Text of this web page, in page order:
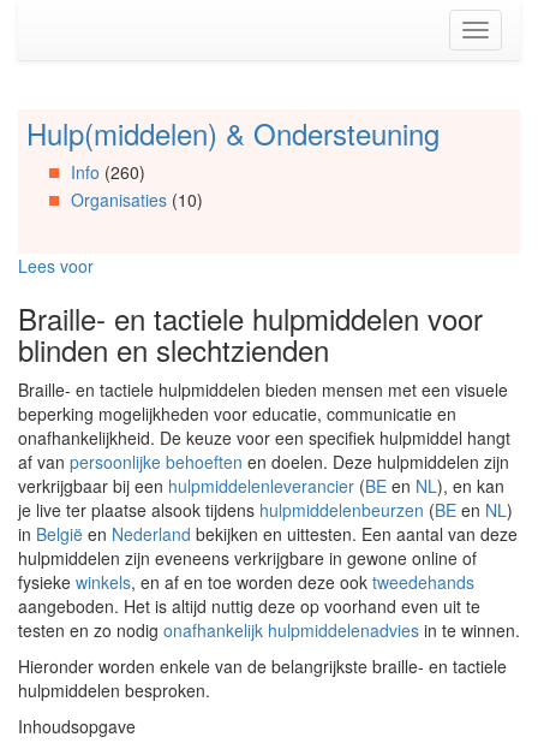
(Accesskey
Toggle
Spring
Artikels
Spring
Spring
Organisaties
Spring
Social
media
Hulp(middelen) & Ondersteuning
Info (260)
Organisaties(10)
Lees voor
Braille- en tactiele hulpmiddelen voor
blinden en slechtzienden
Braille- en tactiele hulpmiddelen bieden mensen met een visuele
beperking mogelijkheden voor educatie, communicatie en
onafhankelijkheid. De keuze voor een specifiek hulpmiddel hangt
af van persoonlijke behoeften en doelen. Deze hulpmiddelen zijn
verkrijgbaar bij een hulpmiddelenleverancier (BE en NL), en kan
je live ter plaatse alsook tijdens hulpmiddelenbeurzen (BE en NL)
in België en Nederland bekijken en uittesten. Een aantal van deze
hulpmiddelen zijn eveneens verkrijgbare in gewone online of
fysieke winkels, en af en toe worden deze ook tweedehands
aangeboden. Het is altijd nuttig deze op voorhand even uit te
testen en zo nodig onafhankelijk hulpmiddelenadvies in te winnen.
Hieronder worden enkele van de belangrijkste braille- en tactiele
hulpmiddelen besproken.
Inhoudsopgave